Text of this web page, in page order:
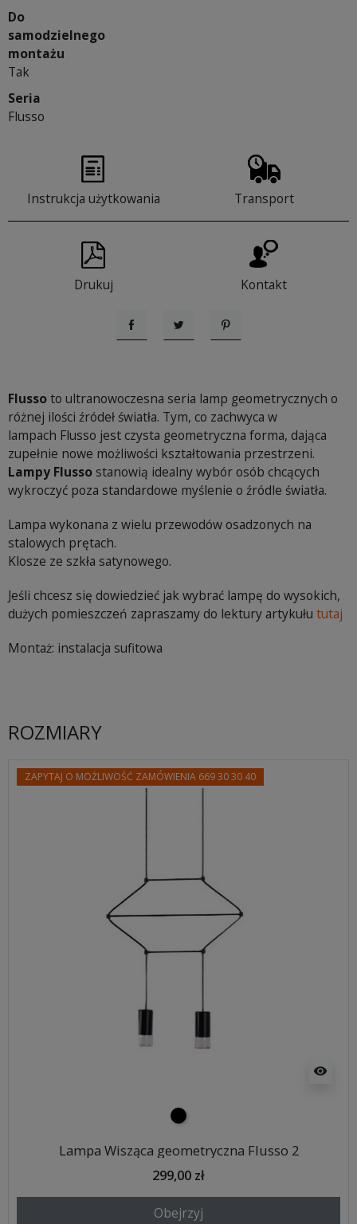
Do
samodzielnego
montażu
Tak
Seria
Flusso
Instrukcja użytkowania Transport
Drukuj Kontakt
UdostępnijTweetujPinterest
Flussoto ultranowoczesna seria lamp geometrycznych o
różnej ilości źródeł światła. Tym, co zachwyca w
lampach Flusso jest czysta geometryczna forma, dająca
zupełnie nowe możliwości kształtowania przestrzeni.
Lampy Flusso stanowią idealny wybór osób chcących
wykroczyć poza standardowe myślenie o źródle światła.
Lampa wykonana z wielu przewodów osadzonych na
stalowych prętach.
Klosze ze szkła satynowego.
Jeśli chcesz się dowiedzieć jak wybrać lampę do wysokich,
dużych pomieszczeń zapraszamy do lektury artykułu tutaj
Montaż: instalacja sufitowa
ROZMIARY
ZAPYTAJ O MOŻLIWOŚĆ ZAMÓWIENIA 669 30 30 40
visibility
czarny
Lampa Wisząca geometryczna Flusso 2
299,00 zł
Obejrzyj